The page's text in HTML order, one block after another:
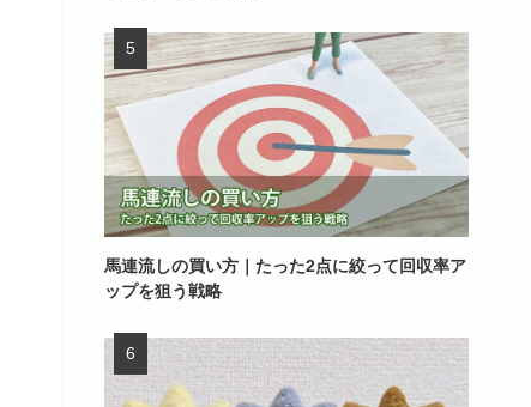
馬連流しの買い方｜たった2点に絞って回収率ア
ップを狙う戦略